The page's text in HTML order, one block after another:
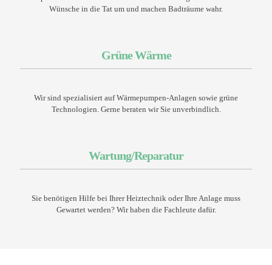
Wünsche in die Tat um und machen Badträume wahr.
Grüne Wärme
Wir sind spezialisiert auf Wärmepumpen-Anlagen sowie grüne
Technologien. Gerne beraten wir Sie unverbindlich.
Wartung/Reparatur
Sie benötigen Hilfe bei Ihrer Heiztechnik oder Ihre Anlage muss
Gewartet werden? Wir haben die Fachleute dafür.